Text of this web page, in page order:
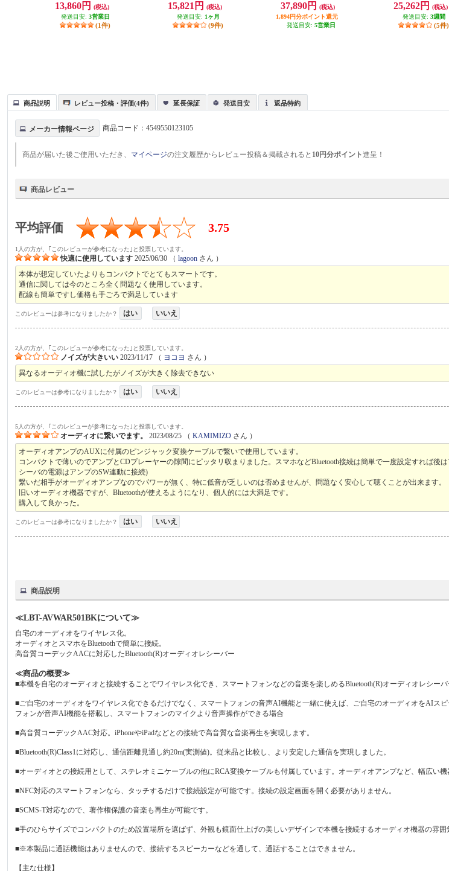
13,860円
(税込)
発送目安: 3営業日
(1件)
15,821円
(税込)
発送目安: 1ヶ月
(9件)
37,890円
(税込)
1,894円分ポイント還元
発送目安: 5営業日
25,262円
(税込)
発送目安: 3週間
(5件)
商品説明 レビュー投稿・評価(4件) 延長保証 発送目安 返品特約
メーカー情報ページ 商品コード：4549550123105
商品が届いた後ご使用いただき、 マイページの注文履歴からレビュー投稿＆掲載されると 10円分ポイント進呈！
商品レビュー
平均評価 3.75
1人の方が、｢このレビューが参考になった｣と投票しています。
快適に使用しています 2025/06/30 （lagoon さん ）
本体が想定していたよりもコンパクトでとてもスマートです。
通信に関しては今のところ全く問題なく使用しています。
配線も簡単ですし価格も手ごろで満足しています
このレビューは参考になりましたか？ はい いいえ
2人の方が、｢このレビューが参考になった｣と投票しています。
ノイズが大きいい 2023/11/17 （ ヨコヨ さん ）
異なるオーディオ機に試したがノイズが大きく除去できない
このレビューは参考になりましたか？ はい いいえ
5人の方が、｢このレビューが参考になった｣と投票しています。
オーディオに繋いでます。 2023/08/25 （KAMIMIZO さん ）
オーディオアンプのAUXに付属のピンジャック変換ケーブルで繋いで使用しています。
コンパクトで薄いのでアンプとCDプレーヤーの隙間にピッタリ収まりました。スマホなどBluetooth接続は簡単で一度設定すれば後
シーバの電源はアンプのSW連動に接続)
繋いだ相手がオーディオアンプなのでパワーが無く、特に低音が乏しいのは否めませんが、問題なく安心して聴くことが出来ます。
旧いオーディオ機器ですが、Bluetoothが使えるようになり、個人的には大満足です。
購入して良かった。
このレビューは参考になりましたか？ はい いいえ
商品説明
≪LBT-AVWAR501BKについて≫
自宅のオーディオをワイヤレス化。
オーディオとスマホをBluetoothで簡単に接続。
高音質コーデックAACに対応したBluetooth(R)オーディオレシーバー
≪商品の概要≫
■本機を自宅のオーディオと接続することでワイヤレス化でき、スマートフォンなどの音楽を楽しめるBluetooth(R)オーディオレシーバ
■ご自宅のオーディオをワイヤレス化できるだけでなく、スマートフォンの音声AI機能と一緒に使えば、ご自宅のオーディオをAIス
フォンが音声AI機能を搭載し、スマートフォンのマイクより音声操作ができる場合
■高音質コーデックAAC対応。iPhoneやiPadなどとの接続で高音質な音楽再生を実現します。
■Bluetooth(R)Class1に対応し、通信距離見通し約20m(実測値)。従来品と比較し、より安定した通信を実現しました。
■オーディオとの接続用として、ステレオミニケーブルの他にRCA変換ケーブルも付属しています。オーディオアンプなど、幅広い機
■NFC対応のスマートフォンなら、タッチするだけで接続設定が可能です。接続の設定画面を開く必要がありません。
■SCMS-T対応なので、著作権保護の音楽も再生が可能です。
■手のひらサイズでコンパクトのため設置場所を選ばず、外観も鏡面仕上げの美しいデザインで本機を接続するオーディオ機器の雰囲
■※本製品に通話機能はありませんので、接続するスピーカーなどを通して、通話することはできません。
【主な仕様】